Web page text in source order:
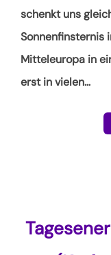
schenkt uns
Sonnenfinsternis
Mitteleuropa in
erst in vielen…